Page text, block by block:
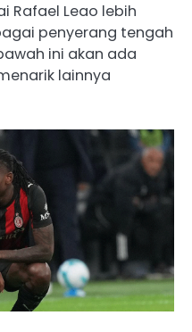
Rafael Leao lebih
penyerang tengah
ini akan ada
lainnya